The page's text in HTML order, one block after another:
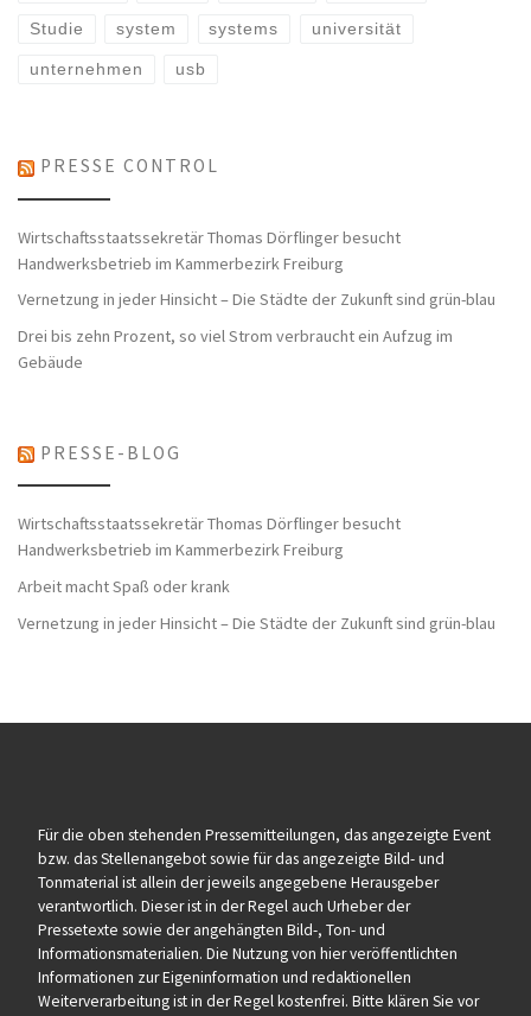
Studie system systems universität
unternehmen usb
PRESSE CONTROL
Wirtschaftsstaatssekretär Thomas Dörflinger besucht
Handwerksbetrieb im Kammerbezirk Freiburg
Vernetzung in jeder Hinsicht – Die Städte der Zukunft sind grün-blau
Drei bis zehn Prozent, so viel Strom verbraucht ein Aufzug im
Gebäude
PRESSE-BLOG
Wirtschaftsstaatssekretär Thomas Dörflinger besucht
Handwerksbetrieb im Kammerbezirk Freiburg
Arbeit macht Spaß oder krank
Vernetzung in jeder Hinsicht – Die Städte der Zukunft sind grün-blau
Für die oben stehenden Pressemitteilungen, das angezeigte Event
bzw. das Stellenangebot sowie für das angezeigte Bild- und
Tonmaterial ist allein der jeweils angegebene Herausgeber
verantwortlich. Dieser ist in der Regel auch Urheber der
Pressetexte sowie der angehängten Bild-, Ton- und
Informationsmaterialien. Die Nutzung von hier veröffentlichten
Informationen zur Eigeninformation und redaktionellen
Weiterverarbeitung ist in der Regel kostenfrei. Bitte klären Sie vor